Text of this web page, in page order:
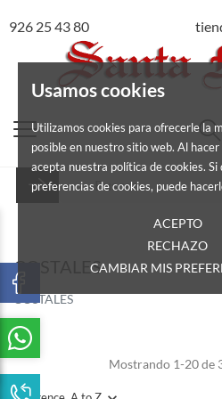
Usamos cookies
Utilizamos cookies para ofrecerle la
posible en nuestro sitio web. Al hacer
acepta nuestra política de cookies. Si
preferencias de cookies, puede
ACEPTO
RECHAZO
CAMBIAR MIS
926 25 43 80
COSTALES
COSTALES
Mostrando 1-20 de